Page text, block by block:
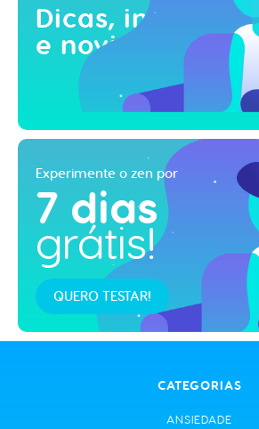
Dicas,
e novidades!
Experimente o zen por
7 dias
grátis!
QUERO TESTAR!
CATEGORIAS
ANSIEDADE